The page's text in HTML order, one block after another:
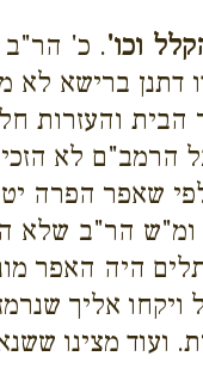
וכו'. כ' הר"ב
דתנן ברישא לא
הבית והעזרות
הרמב"ם לא
שאפר הפרה
הר"ב שלא
היה האפר
אליך
ועוד מצינו